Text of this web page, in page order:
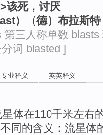
该死，讨厌
）（德）布拉斯
第三人称单数
词 blasted ]
专业释义 英英释义
体在110千米左右
不同的含义：流星体